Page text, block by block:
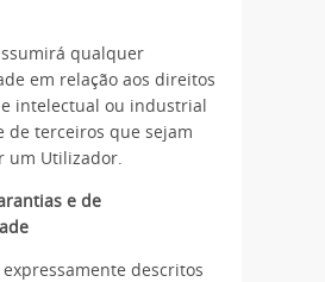
qualquer
em relação aos direitos
intelectual ou industrial
de terceiros que sejam
um Utilizador.
e de
expressamente descritos